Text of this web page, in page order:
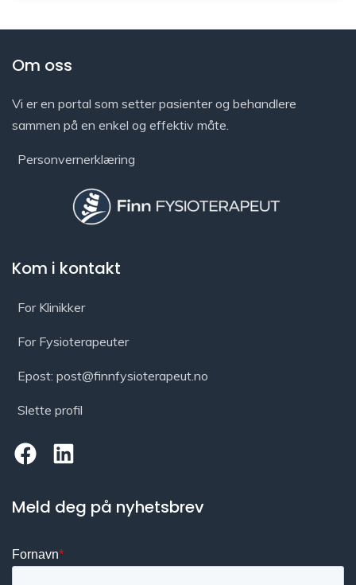
Om oss
Vi er en portal som setter pasienter og behandlere
sammen på en enkel og effektiv måte.
Personvernerklæring
Kom i kontakt
For Klinikker
For Fysioterapeuter
Epost: post@finnfysioterapeut.no
Slette profil
Meld deg på nyhetsbrev